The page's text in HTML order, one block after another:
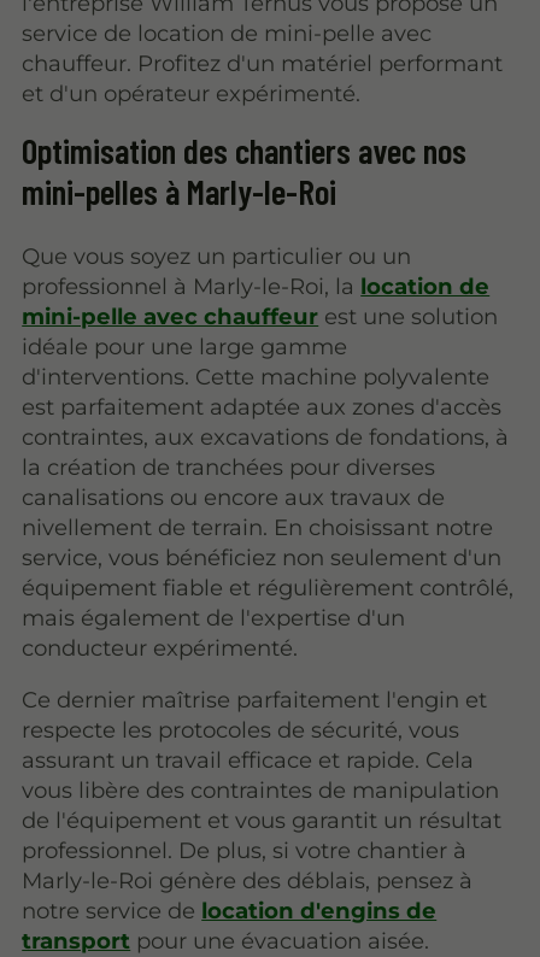
service de location de mini-pelle avec
chauffeur. Profitez d'un matériel performant
et d'un opérateur expérimenté.
Optimisation des chantiers avec nos
mini-pelles à Marly-le-Roi
Que vous soyez un particulier ou un
professionnel à Marly-le-Roi, la location de
mini-pelle avec chauffeur est une solution
idéale pour une large gamme
d'interventions. Cette machine polyvalente
est parfaitement adaptée aux zones d'accès
contraintes, aux excavations de fondations, à
la création de tranchées pour diverses
canalisations ou encore aux travaux de
nivellement de terrain. En choisissant notre
service, vous bénéficiez non seulement d'un
équipement fiable et régulièrement contrôlé,
mais également de l'expertise d'un
conducteur expérimenté.
Ce dernier maîtrise parfaitement l'engin et
respecte les protocoles de sécurité, vous
assurant un travail efficace et rapide. Cela
vous libère des contraintes de manipulation
de l'équipement et vous garantit un résultat
professionnel. De plus, si votre chantier à
Marly-le-Roi génère des déblais, pensez à
notre service de location d'engins de
transport pour une évacuation aisée.